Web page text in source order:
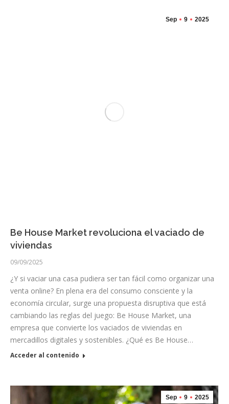
Sep 9 2025
Be House Market revoluciona el vaciado de
viviendas
09/09/2025
¿Y si vaciar una casa pudiera ser tan fácil como organizar una
venta online? En plena era del consumo consciente y la
economía circular, surge una propuesta disruptiva que está
cambiando las reglas del juego: Be House Market, una
empresa que convierte los vaciados de viviendas en
mercadillos digitales y sostenibles. ¿Qué es Be House…
Acceder al contenido
Sep 9 2025